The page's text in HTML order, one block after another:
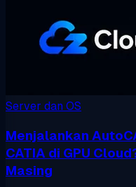
Server dan OS
Menjalankan
CATIA di GPU
Masing